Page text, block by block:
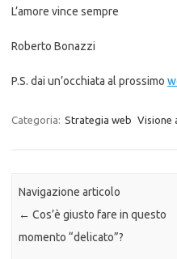
L’amore vince sempre
Roberto Bonazzi
P.S. dai un’occhiata al prossimo
Categoria: Strategia web Visione
Navigazione articolo
← Cos’è giusto fare in questo
momento “delicato”?